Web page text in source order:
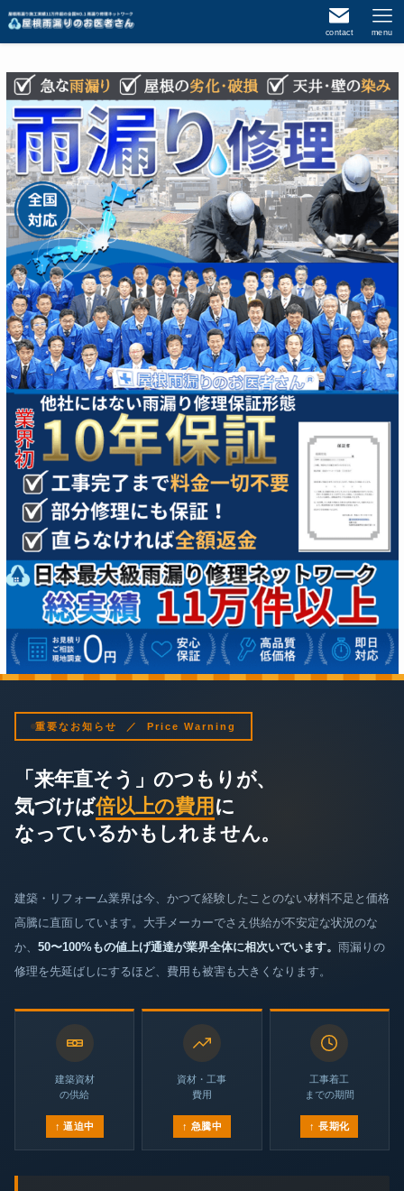
contact menu
重要なお知らせ ／ Price Warning
「来年直そう」のつもりが、
気づけば倍以上の費用 に
なっているかもしれません。
建築・リフォーム業界は今、かつて経験したことのない材料不足と価格
高騰に直面しています。大手メーカーでさえ供給が不安定な状況のな
か、 50〜100%もの値上げ通達が業界全体に相次いでいます。 雨漏りの
修理を先延ばしにするほど、費用も被害も大きくなります。
建築資材
の供給
↑ 逼迫中
資材・工事
費用
↑ 急騰中
工事着工
までの期間
↑ 長期化